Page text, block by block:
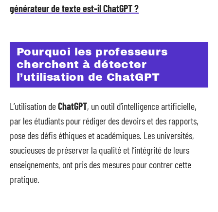
générateur de texte est-il ChatGPT ?
Pourquoi les professeurs
cherchent à détecter
l’utilisation de ChatGPT
L’utilisation deChatGPT, un outil d’intelligence artificielle,
par les étudiants pour rédiger des devoirs et des rapports,
pose des défis éthiques et académiques. Les universités,
soucieuses de préserver la qualité et l’intégrité de leurs
enseignements, ont pris des mesures pour contrer cette
pratique.